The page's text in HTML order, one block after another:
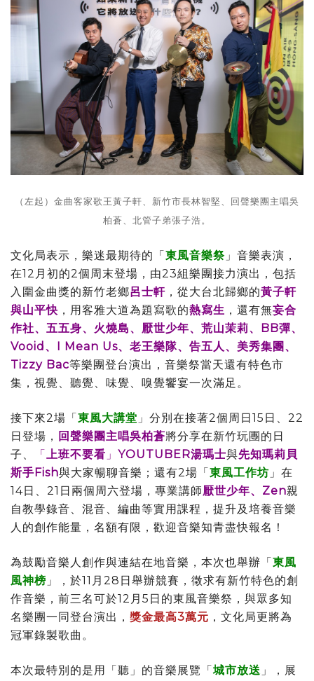
（左起）金曲客家歌王黃子軒、新竹市長林智堅、回聲樂團主唱吳
柏蒼、北管子弟張子浩。
文化局表示，樂迷最期待的「東風音樂祭 」音樂表演，
在12月初的2個周末登場，由23組樂團接力演出，包括
入圍金曲獎的新竹老鄉呂士軒 ，從大台北歸鄉的黃子軒
與山平快 ，用客雅大道為題寫歌的熱寫生 ，還有無妄合
作社、五五身、火燒島、厭世少年、荒山茉莉、BB彈、
Vooid、I Mean Us、老王樂隊、告五人、美秀集團、
Tizzy Bac等樂團登台演出，音樂祭當天還有特色市
集，視覺、聽覺、味覺、嗅覺饗宴一次滿足。
接下來2場「東風大講堂 」分別在接著2個周日15日、22
日登場， 回聲樂團主唱吳柏蒼將分享在新竹玩團的日
子、
「 上班不要看 」 YOUTUBER湯瑪士與先知瑪莉貝
斯手Fish與大家暢聊音樂；還有2場「東風工作坊 」在
14日、21日兩個周六登場，專業講師厭世少年、Zen親
自教學錄音、混音、編曲等實用課程，提升及培養音樂
人的創作能量，名額有限，歡迎音樂知青盡快報名！
為鼓勵音樂人創作與連結在地音樂，本次也舉辦「東風
風神榜 」，於11月28日舉辦競賽，徵求有新竹特色的創
作音樂，前三名可於12月5日的東風音樂祭，與眾多知
名樂團一同登台演出， 獎金最高3萬元 ，文化局更將為
冠軍錄製歌曲。
本次最特別的是用「聽」的音樂展覽「城市放送 」，展